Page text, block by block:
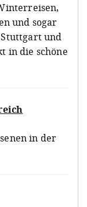
und sogar
Stuttgart und
in die schöne
in der